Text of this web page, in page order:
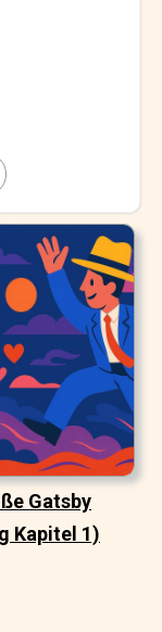
Gatsby
Kapitel 1)